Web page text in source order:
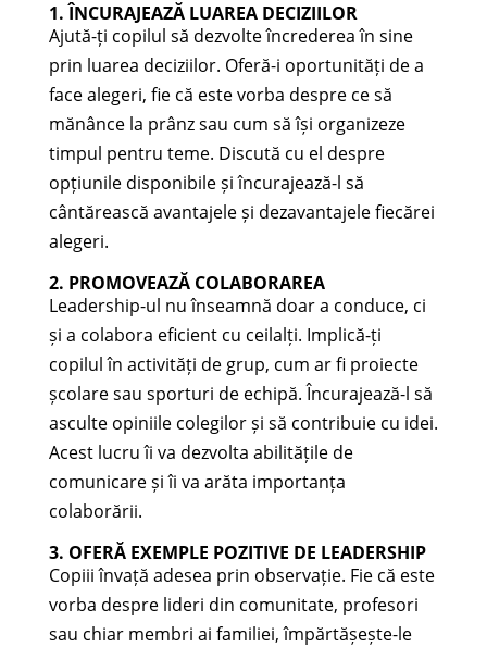
1. ÎNCURAJEAZĂ LUAREA DECIZIILOR
Ajută-ți copilul să dezvolte încrederea în sine
prin luarea deciziilor. Oferă-i oportunități de a
face alegeri, fie că este vorba despre ce să
mănânce la prânz sau cum să își organizeze
timpul pentru teme. Discută cu el despre
opțiunile disponibile și încurajează-l să
cântărească avantajele și dezavantajele fiecărei
alegeri.
2. PROMOVEAZĂ COLABORAREA
Leadership-ul nu înseamnă doar a conduce, ci
și a colabora eficient cu ceilalți. Implică-ți
copilul în activități de grup, cum ar fi proiecte
școlare sau sporturi de echipă. Încurajează-l să
asculte opiniile colegilor și să contribuie cu idei.
Acest lucru îi va dezvolta abilitățile de
comunicare și îi va arăta importanța
colaborării.
3. OFERĂ EXEMPLE POZITIVE DE LEADERSHIP
Copiii învață adesea prin observație. Fie că este
vorba despre lideri din comunitate, profesori
sau chiar membri ai familiei, împărtășește-le